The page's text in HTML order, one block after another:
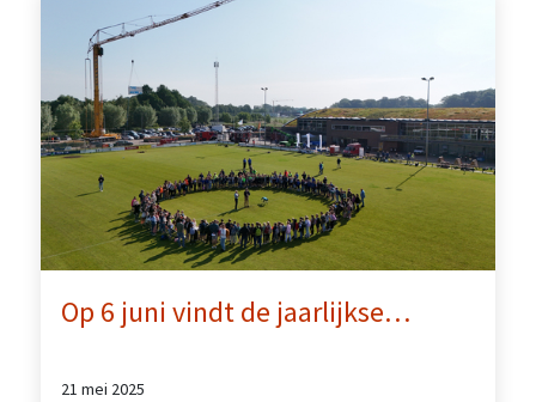
Op 6 juni vindt de jaarlijkse…
21 mei 2025